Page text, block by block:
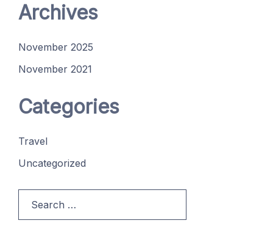
Archives
November 2025
November 2021
Categories
Travel
Uncategorized